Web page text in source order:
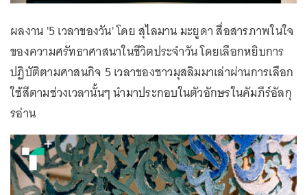
ผลงาน '5 เวลาของวัน' โดย สุไลมาน มะยูดา สื่อสารภาพในใจ
ของความศรัทธาศาสนาในชีวิตประจำวัน โดยเลือกหยิบการ
ปฏิบัติตามศาสนกิจ 5 เวลาของชาวมุสลิมมาเล่าผ่านการเลือก
ใช้สีตามช่วงเวลานั้นๆ นำมาประกอบในตัวอักษรในคัมภีร์อัลกุ
รอ่าน